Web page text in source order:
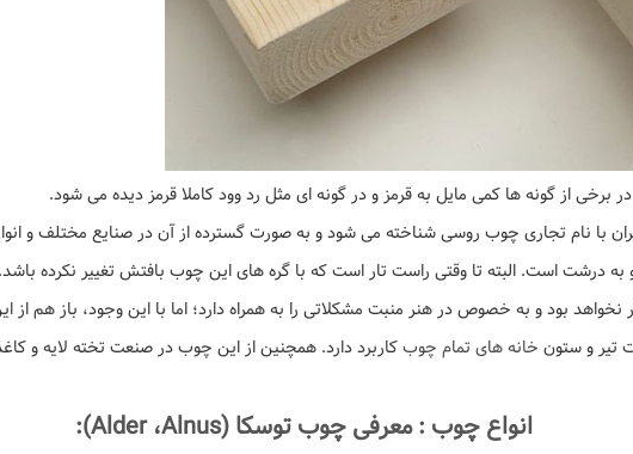
از گونه ها کمی مایل به قرمز و در گونه ای مثل رد وود کاملا قرمز دیده می شود.
با نام تجاری چوب روسی شناخته می شود و به صورت گسترده از آن در صنایع مختلف و
درشت است. البته تا وقتی راست تار است که با گره های این چوب بافتش تغییر نکرده باشد.
بود و به خصوص در هنر منبت مشکلاتی را به همراه دارد؛ اما با این وجود، باز هم از
تیر و ستون خانه های تمام چوبکاربرد دارد. همچنین از این چوب در صنعت تخته لایه و
انواع چوب : معرفی چوب توسکا(Alder ،Alnus):